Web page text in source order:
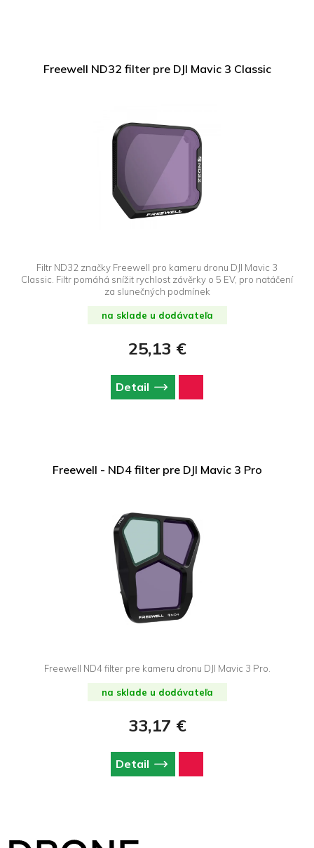
Freewell ND32 filter pre DJI Mavic 3 Classic
Filtr ND32 značky Freewell pro kameru dronu DJI Mavic 3
Classic. Filtr pomáhá snížit rychlost závěrky o 5 EV, pro natáčení
za slunečných podmínek
na sklade u dodávateľa
25,13 €
Detail
Freewell - ND4 filter pre DJI Mavic 3 Pro
Freewell ND4 filter pre kameru dronu DJI Mavic 3 Pro.
na sklade u dodávateľa
33,17 €
Detail